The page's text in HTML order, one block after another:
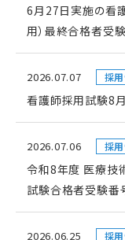
6月27日実施の看
用）最終合格者受
2026.07.07 採
看護師採用試験8
2026.07.06 採
令和8年度 医療技術
試験合格者受験番
2026.06.25 採